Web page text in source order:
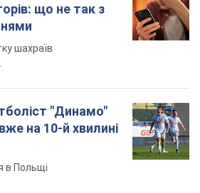
що не так з
шахраїв
"Динамо"
на 10-й хвилині
в Польщі